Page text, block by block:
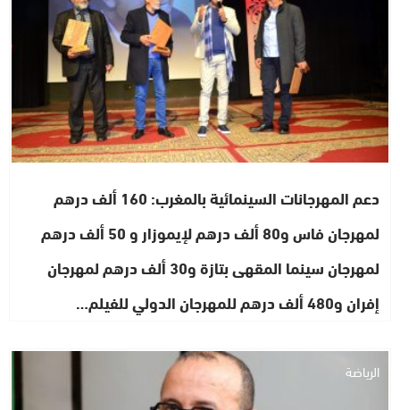
دعم المهرجانات السينمائية بالمغرب: 160 ألف درهم
لمهرجان فاس و80 ألف درهم لإيموزار و 50 ألف درهم
لمهرجان سينما المقهى بتازة و30 ألف درهم لمهرجان
إفران و480 ألف درهم للمهرجان الدولي للفيلم…
الرياضة